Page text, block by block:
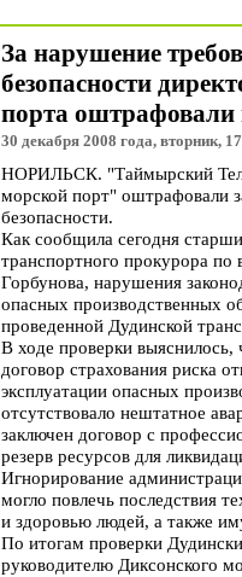
За нарушение
безопасности
порта оштрафовали
30 декабря 2008 года, вторник,
НОРИЛЬСК. "Таймырский
морской порт" оштрафовали
безопасности.
Как сообщила сегодня
транспортного прокурора
Горбунова, нарушения
опасных производственных
проведенной Дудинской
В ходе проверки выяснилось,
договор страхования риска
эксплуатации опасных
отсутствовало нештатное
заключен договор с
резерв ресурсов для
Игнорирование
могло повлечь последствия
и здоровью людей, а также
По итогам проверки
руководителю Диксонского